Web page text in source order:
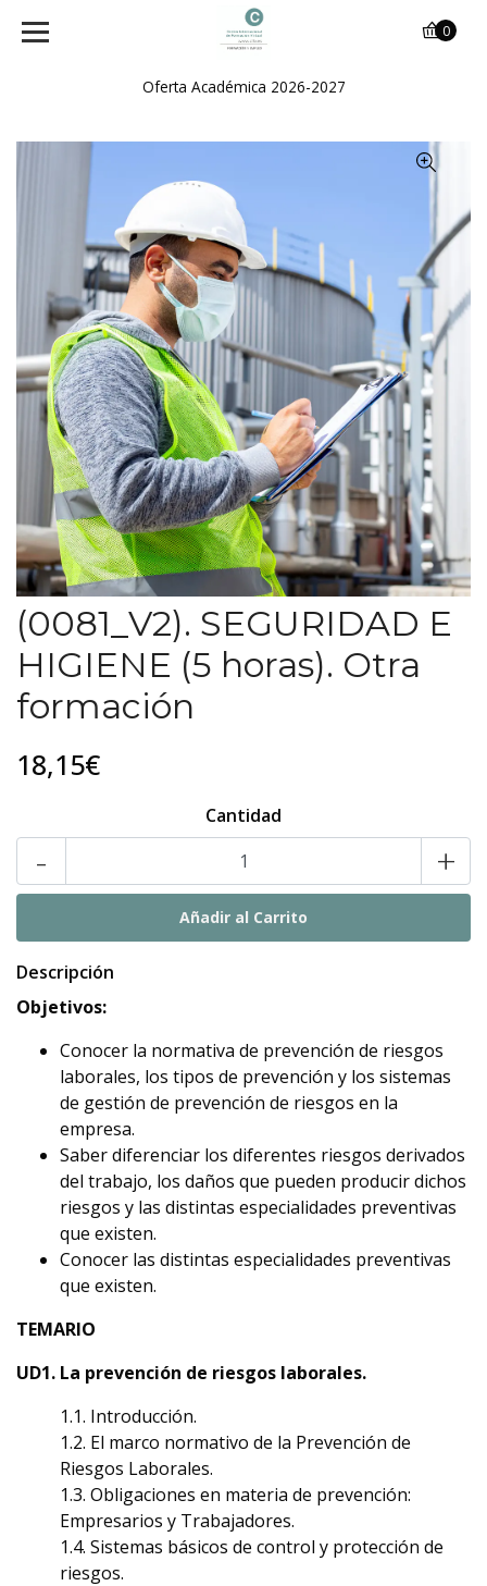
Oferta Académica 2026-2027
0
(0081_V2). SEGURIDAD E
HIGIENE (5 horas). Otra
formación
18,15€
Cantidad
- +
Descripción
Objetivos:
Conocer la normativa de prevención de riesgos
laborales, los tipos de prevención y los sistemas
de gestión de prevención de riesgos en la
empresa.
Saber diferenciar los diferentes riesgos derivados
del trabajo, los daños que pueden producir dichos
riesgos y las distintas especialidades preventivas
que existen.
Conocer las distintas especialidades preventivas
que existen.
TEMARIO
UD1. La prevención de riesgos laborales.
1.1. Introducción.
1.2. El marco normativo de la Prevención de
Riesgos Laborales.
1.3. Obligaciones en materia de prevención:
Empresarios y Trabajadores.
1.4. Sistemas básicos de control y protección de
riesgos.